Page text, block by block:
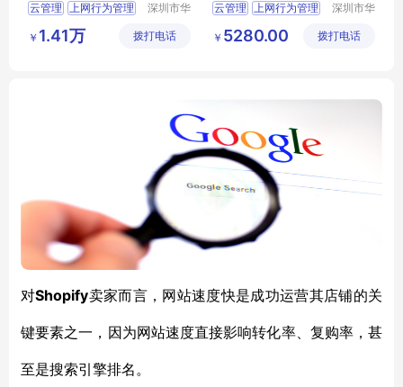
云管理 上网行为管理
ASG5310
深圳市华
有限公司
￥ 1.41万 拨打电话
云管理 上网行为管理
ASG5305
深圳市华
有限公司
￥ 5280.00 拨打电话
对Shopify卖家而言，网站速度快是成功运营其店铺的关
键要素之一，因为网站速度直接影响转化率、复购率，甚
至是搜索引擎排名。